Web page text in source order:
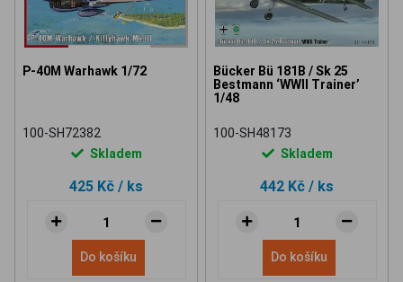
P-40M Warhawk 1/72
100-SH72382
Skladem
425 Kč / ks
Do košíku
Bücker Bü 181B / Sk 25
Bestmann ‘WWII Trainer’
1/48
100-SH48173
Skladem
442 Kč / ks
Do košíku